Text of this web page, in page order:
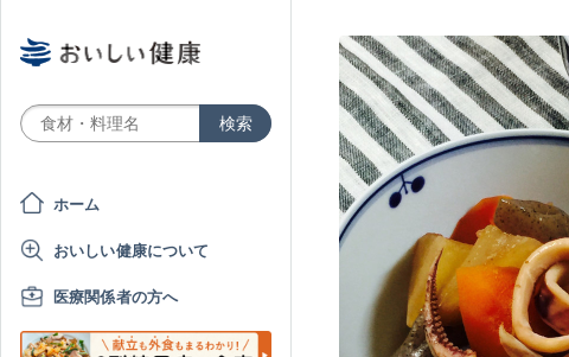
ホーム
おいしい健康について
医療関係者の方へ